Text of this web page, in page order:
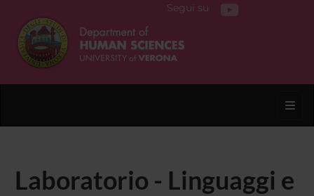
Segui su
Laboratorio - Linguaggi e